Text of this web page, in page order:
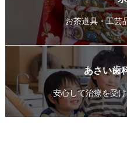
お茶道具・工芸
あさい歯
安心して治療を受